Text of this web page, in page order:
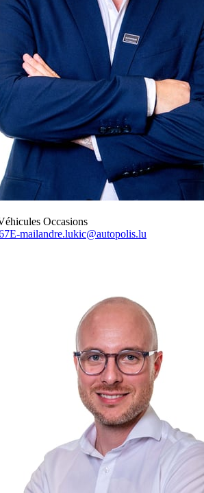
Occasions
E-mailandre.lukic@autopolis.lu